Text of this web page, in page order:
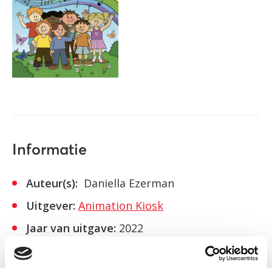
Informatie
Auteur(s): Daniella Ezerman
Uitgever: Animation Kiosk
Jaar van uitgave: 2022
ISBN: